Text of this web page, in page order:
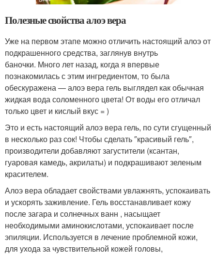
Полезные свойства алоэ вера
Уже на первом этапе можно отличить настоящий алоэ от
подкрашенного средства, заглянув внутрь
баночки. Много лет назад, когда я впервые
познакомилась с этим ингредиентом, то была
обескуражена — алоэ вера гель выглядел как обычная
жидкая вода соломенного цвета! От воды его отличал
только цвет и кислый вкус = )
Это и есть настоящий алоэ вера гель, по сути сгущенный
в несколько раз сок! Чтобы сделать ″красивый гель″,
производители добавляют загустители (ксантан,
гуаровая камедь, акрилаты) и подкрашивают зеленым
красителем.
Алоэ вера обладает свойствами увлажнять, успокаивать
и ускорять заживление. Гель восстанавливает кожу
после загара и солнечных ванн , насыщает
необходимыми аминокислотами, успокаивает после
эпиляции. Используется в лечение проблемной кожи,
для ухода за чувствительной кожей головы,